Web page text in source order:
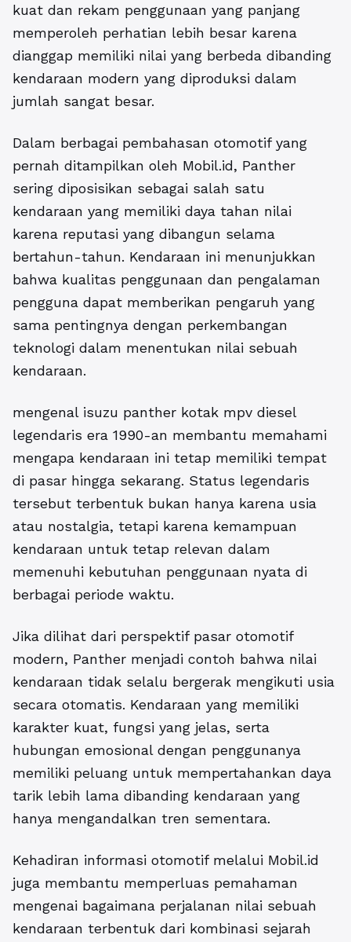
kuat dan rekam penggunaan yang panjang
memperoleh perhatian lebih besar karena
dianggap memiliki nilai yang berbeda dibanding
kendaraan modern yang diproduksi dalam
jumlah sangat besar.
Dalam berbagai pembahasan otomotif yang
pernah ditampilkan oleh Mobil.id, Panther
sering diposisikan sebagai salah satu
kendaraan yang memiliki daya tahan nilai
karena reputasi yang dibangun selama
bertahun-tahun. Kendaraan ini menunjukkan
bahwa kualitas penggunaan dan pengalaman
pengguna dapat memberikan pengaruh yang
sama pentingnya dengan perkembangan
teknologi dalam menentukan nilai sebuah
kendaraan.
mengenal isuzu panther kotak mpv diesel
legendaris era 1990-an membantu memahami
mengapa kendaraan ini tetap memiliki tempat
di pasar hingga sekarang. Status legendaris
tersebut terbentuk bukan hanya karena usia
atau nostalgia, tetapi karena kemampuan
kendaraan untuk tetap relevan dalam
memenuhi kebutuhan penggunaan nyata di
berbagai periode waktu.
Jika dilihat dari perspektif pasar otomotif
modern, Panther menjadi contoh bahwa nilai
kendaraan tidak selalu bergerak mengikuti usia
secara otomatis. Kendaraan yang memiliki
karakter kuat, fungsi yang jelas, serta
hubungan emosional dengan penggunanya
memiliki peluang untuk mempertahankan daya
tarik lebih lama dibanding kendaraan yang
hanya mengandalkan tren sementara.
Kehadiran informasi otomotif melalui Mobil.id
juga membantu memperluas pemahaman
mengenai bagaimana perjalanan nilai sebuah
kendaraan terbentuk dari kombinasi sejarah